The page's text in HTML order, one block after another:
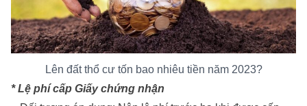
Lên đất thổ cư tốn bao nhiêu tiền năm 2023?
* Lệ phí cấp Giấy chứng nhận